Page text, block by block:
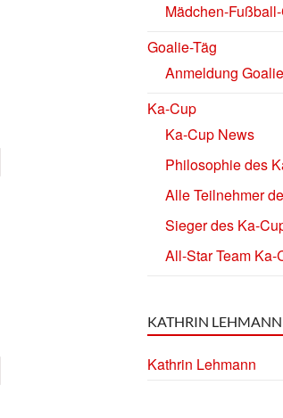
Mädchen-
Goalie-Täg
Anmeldung
Ka-Cup
Ka-Cup News
Philosophie des
Alle Teilnehmer
Sieger des Ka-
All-Star Team Ka-
KATHRIN
Kathrin Lehmann